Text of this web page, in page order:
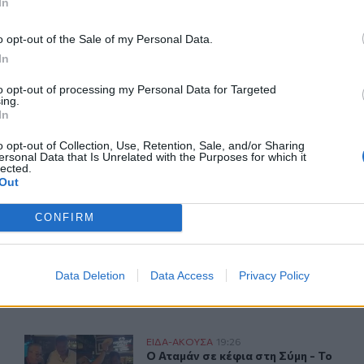
opt-out of the Sale of my Personal Data.
opt-out of processing my Personal Data for Targeted
opt-out of Collection, Use, Retention, Sale, and/or Sharing
Data that Is Unrelated with the Purposes for which it
CONFIRM
Data Deletion Data Access Privacy Policy
Βουλή
του CRETALIVE
ΕΊΔΗΣΗ
– Έκλεισαν το δρόμο για τον αδικοχαμένο νεαρό
στη μνήμη του Νικήστρατου – Έκλεισαν το δρόμο για
Ο Αταμάν σε κέφια στη Σύμη - Το γλέντι με τα πιάτα και
ΕΙΔΑ-ΑΚΟΥΣΑ 19:26
Ο Αταμάν σε κέφια στη Σύμη - Το
Ο Αταμάν σε κέφια στη Σύμη - Το